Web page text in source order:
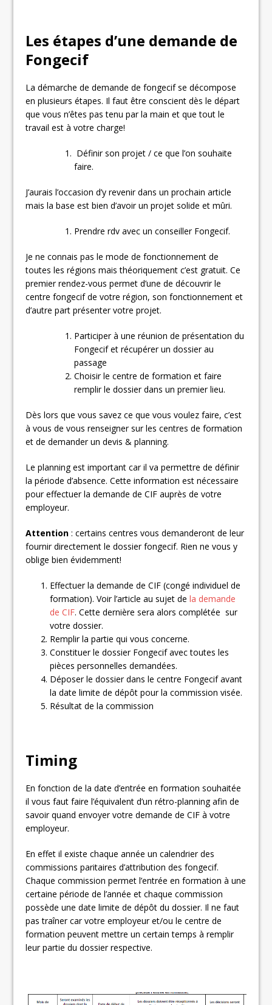
Les étapes d’une demande de
Fongecif
La démarche de demande de fongecif se décompose
en plusieurs étapes. Il faut être conscient dès le départ
que vous n’êtes pas tenu par la main et que tout le
travail est à votre charge!
Définir son projet / ce que l’on souhaite
faire.
J’aurais l’occasion d’y revenir dans un prochain article
mais la base est bien d’avoir un projet solide et mûri.
Prendre rdv avec un conseiller Fongecif.
Je ne connais pas le mode de fonctionnement de
toutes les régions mais théoriquement c’est gratuit. Ce
premier rendez-vous permet d’une de découvrir le
centre fongecif de votre région, son fonctionnement et
d’autre part présenter votre projet.
Participer à une réunion de présentation du
Fongecif et récupérer un dossier au
passage
Choisir le centre de formation et faire
remplir le dossier dans un premier lieu.
Dès lors que vous savez ce que vous voulez faire, c’est
à vous de vous renseigner sur les centres de formation
et de demander un devis & planning.
Le planning est important car il va permettre de définir
la période d’absence. Cette information est nécessaire
pour effectuer la demande de CIF auprès de votre
employeur.
Attention : certains centres vous demanderont de leur
fournir directement le dossier fongecif. Rien ne vous y
oblige bien évidemment!
Effectuer la demande de CIF (congé individuel de
formation). Voir l’article au sujet dela demande
de CIF. Cette dernière sera alors complétée sur
votre dossier.
Remplir la partie qui vous concerne.
Constituer le dossier Fongecif avec toutes les
pièces personnelles demandées.
Déposer le dossier dans le centre Fongecif avant
la date limite de dépôt pour la commission visée.
Résultat de la commission
Timing
En fonction de la date d’entrée en formation souhaitée
il vous faut faire l’équivalent d’un rétro-planning afin de
savoir quand envoyer votre demande de CIF à votre
employeur.
En effet il existe chaque année un calendrier des
commissions paritaires d’attribution des fongecif.
Chaque commission permet l’entrée en formation à une
certaine période de l’année et chaque commission
possède une date limite de dépôt du dossier. Il ne faut
pas traîner car votre employeur et/ou le centre de
formation peuvent mettre un certain temps à remplir
leur partie du dossier respective.